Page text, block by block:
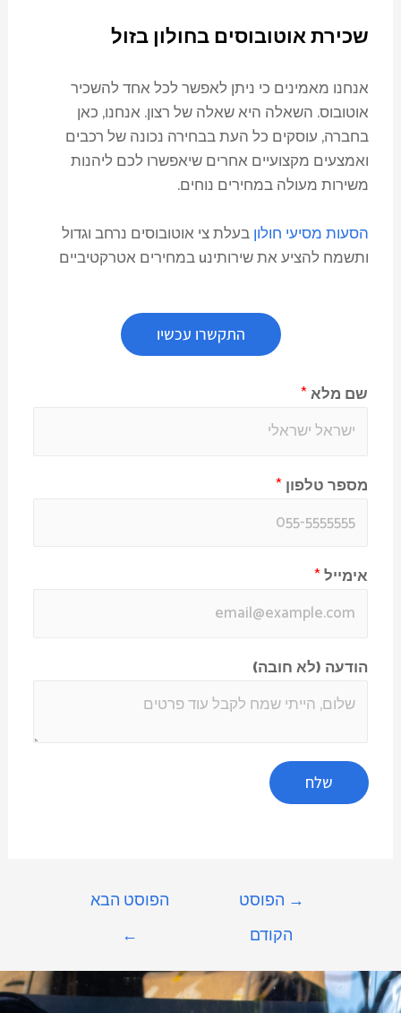
שכירת אוטובוסים בחולון בזול
אנחנו מאמינים כי ניתן לאפשר לכל אחד להשכיר
אוטובוס. השאלה היא שאלה של רצון. אנחנו, כאן
בחברה, עוסקים כל העת בבחירה נכונה של רכבים
ואמצעים מקצועיים אחרים שיאפשרו לכם ליהנות
משירות מעולה במחירים נוחים.
הסעות מסיעי חולוןבעלת צי אוטובוסים נרחב וגדול
ותשמח להציע את שירותינu במחירים אטרקטיביים
התקשרו עכשיו
שם מלא*
מספר טלפון*
אימייל*
הודעה (לא חובה)
שלח
→ הפוסט
הקודם
הפוסט הבא
←